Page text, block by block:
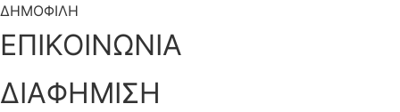
ΔΗΜΟΦΙΛΗ
ΕΠΙΚΟΙΝΩΝΙΑ
ΔΙΑΦΗΜΙΣΗ